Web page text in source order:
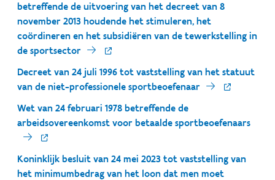
betreffende de uitvoering van het decreet van 8
november 2013 houdende het stimuleren, het
coördineren en het subsidiëren van de tewerkstelling in
de sportsector
Decreet van 24 juli 1996 tot vaststelling van het statuut
van de niet-professionele sportbeoefenaar
Wet van 24 februari 1978 betreffende de
arbeidsovereenkomst voor betaalde sportbeoefenaars
Koninklijk besluit van 24 mei 2023 tot vaststelling van
het minimumbedrag van het loon dat men moet